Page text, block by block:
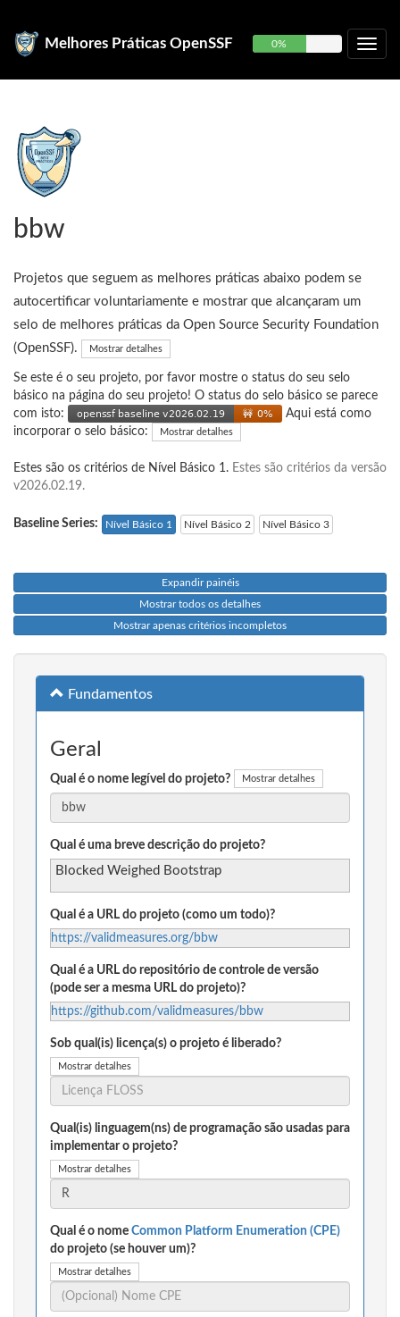
Melhores Práticas OpenSSF 0%
bbw
Projetos que seguem as melhores práticas abaixo podem se
autocertificar voluntariamente e mostrar que alcançaram um
selo de melhores práticas da Open Source Security Foundation
(OpenSSF).
Mostrar detalhes
Se este é o seu projeto, por favor mostre o status do seu selo
básico na página do seu projeto! O status do selo básico se parece
com isto:
Aqui está como
incorporar o selo básico:
Mostrar detalhes
Estes são os critérios de Nível Básico 1. Estes são critérios da versão
v2026.02.19.
Baseline Series: Nível Básico 1 Nível Básico 2 Nível Básico 3
Expandir painéis
Mostrar todos os detalhes
Mostrar apenas critérios incompletos
Fundamentos
Geral
Qual é o nome legível do projeto? Mostrar detalhes
Qual é uma breve descrição do projeto?
Blocked Weighed Bootstrap
Qual é a URL do projeto (como um todo)?
https://validmeasures.org/bbw
Qual é a URL do repositório de controle de versão
(pode ser a mesma URL do projeto)?
https://github.com/validmeasures/bbw
Sob qual(is) licença(s) o projeto é liberado?
Mostrar detalhes
Qual(is) linguagem(ns) de programação são usadas para
implementar o projeto?
Mostrar detalhes
Qual é o nome Common Platform Enumeration (CPE)
do projeto (se houver um)?
Mostrar detalhes